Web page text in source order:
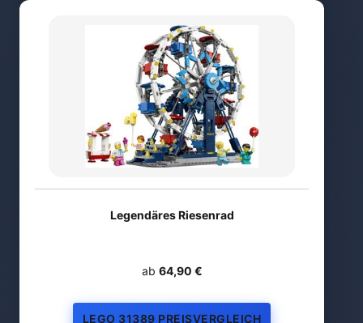
Legendäres Riesenrad
ab 64,90 €
LEGO 31389 PREISVERGLEICH